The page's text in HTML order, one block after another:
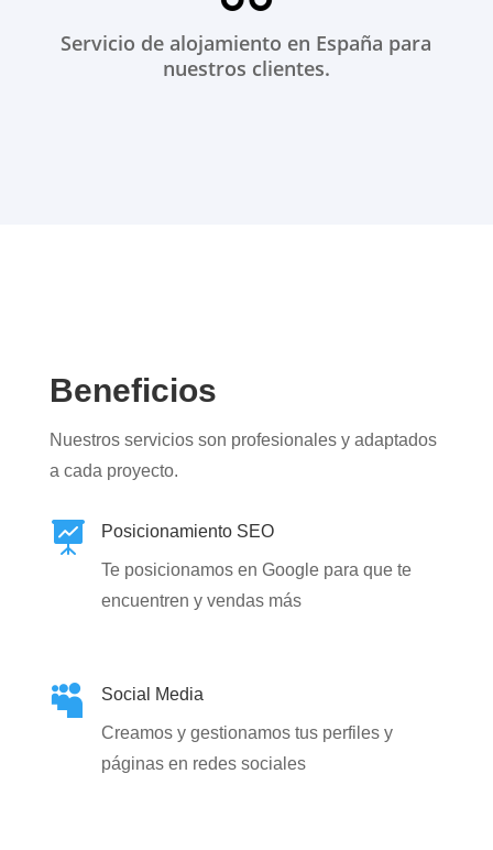
Servicio de alojamiento en España para
nuestros clientes.
Beneficios
Nuestros servicios son profesionales y adaptados
a cada proyecto.
 Posicionamiento SEO
Te posicionamos en Google para que te
encuentren y vendas más
 Social Media
Creamos y gestionamos tus perfiles y
páginas en redes sociales